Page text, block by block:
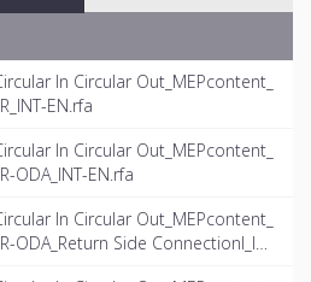
In Circular Out_MEPcontent_
EN.rfa
In Circular Out_MEPcontent_
ODA_INT-EN.rfa
In Circular Out_MEPcontent_
ODA_Return Side ConnectionI_IN